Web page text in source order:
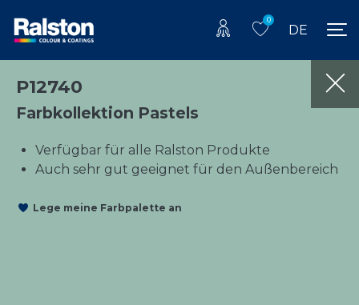
0
DE
P12740
Farbkollektion Pastels
Verfügbar für alle Ralston Produkte
Auch sehr gut geeignet für den Außenbereich
Lege meine Farbpalette an